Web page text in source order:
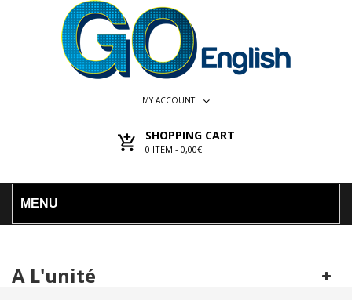
MY ACCOUNT
SHOPPING CART
0 ITEM - 0,00€
MENU
A L'unité